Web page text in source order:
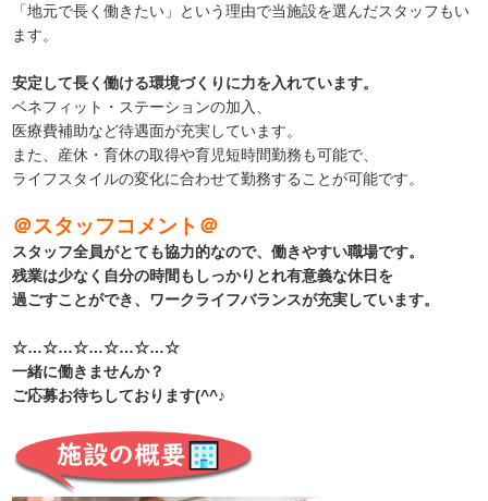
「地元で長く働きたい」という理由で当施設を選んだスタッフもい
ます。
安定して長く働ける環境づくりに力を入れています。
ベネフィット・ステーションの加入、
医療費補助など待遇面が充実しています。
また、産休・育休の取得や育児短時間勤務も可能で、
ライフスタイルの変化に合わせて勤務することが可能です。
＠スタッフコメント＠
スタッフ全員がとても協力的なので、働きやすい職場です。
残業は少なく自分の時間もしっかりとれ有意義な休日を
過ごすことができ、ワークライフバランスが充実しています。
☆…☆…☆…☆…☆…☆
一緒に働きませんか？
ご応募お待ちしております(^^♪